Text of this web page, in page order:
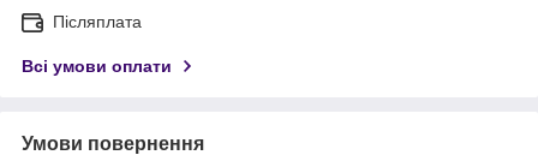
Післяплата
Всі умови оплати
Умови повернення